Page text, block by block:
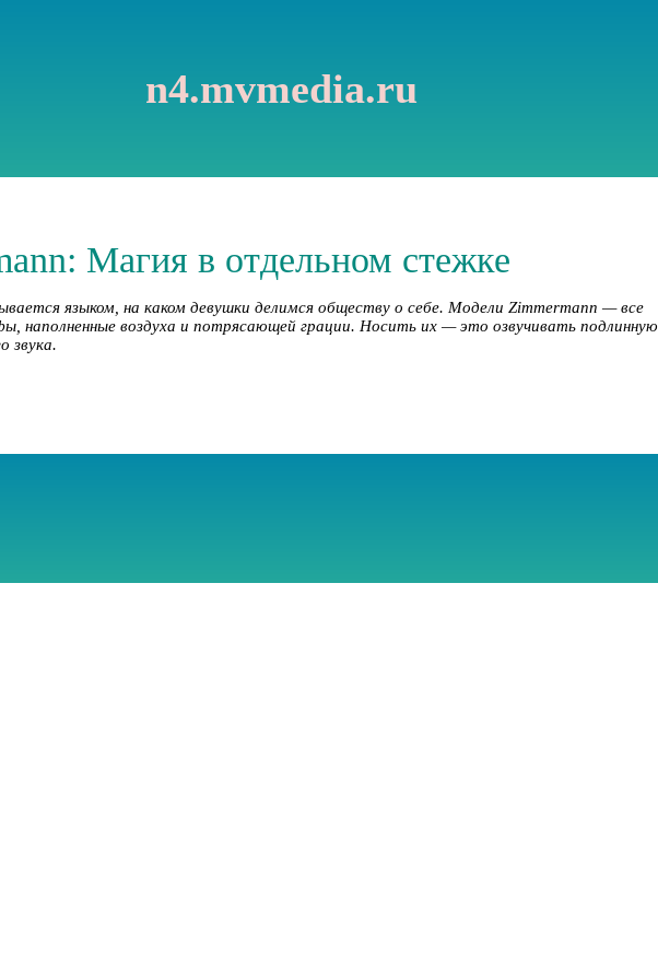
n4.mvmedia.ru
Магия в отдельном стежке
языком, на каком девушки делимся обществу о себе. Модели Zimmermann — все
наполненные воздуха и потрясающей грации. Носить их — это озвучивать подлинную
звука.